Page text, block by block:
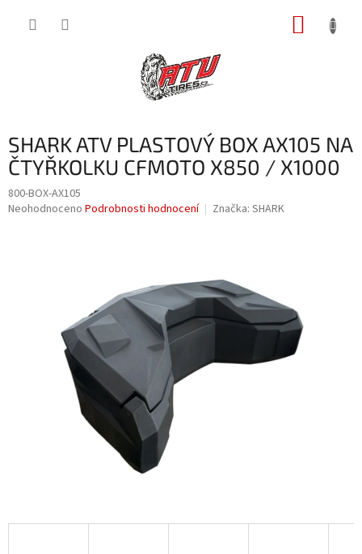
SHARK ATV PLASTOVÝ BOX AX105 NA
ČTYŘKOLKU CFMOTO X850 / X1000
800-BOX-AX105
Průměrné
Neohodnoceno Podrobnosti hodnocení Značka: SHARK